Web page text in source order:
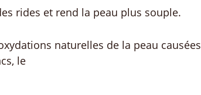
rides et rend la peau plus souple.
naturelles de la peau causées
le